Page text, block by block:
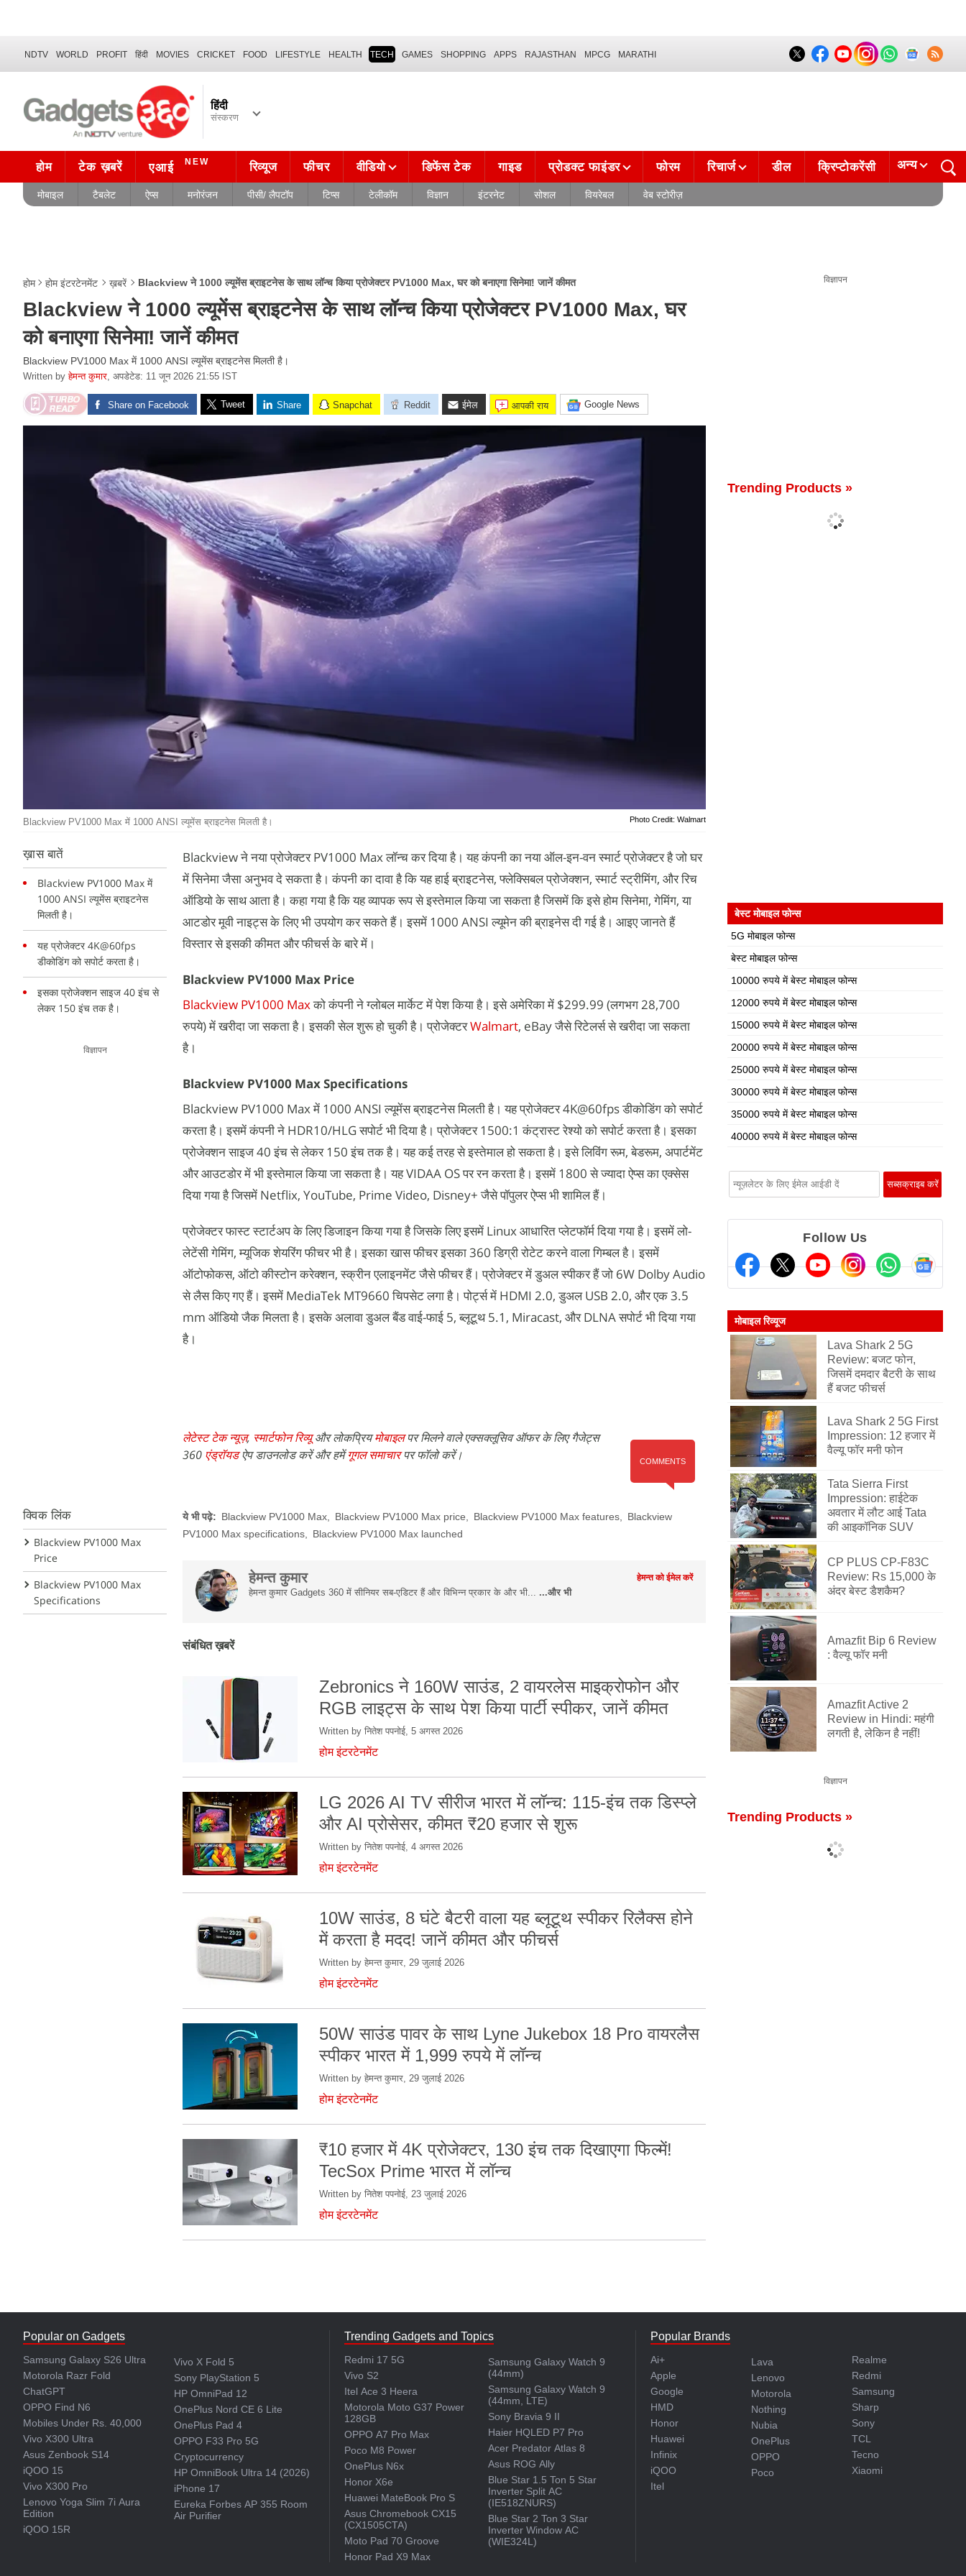
NDTV WORLD PROFIT हिंदी MOVIES CRICKET FOOD LIFESTYLE HEALTH TECH GAMES SHOPPING APPS RAJASTHAN MPCG MARATHI
हिंदी
संस्करण
होम टेक ख़बरें एआई NEW रिव्यूज फीचर वीडियो डिफेंस टेक गाइड प्रोडक्ट फाइंडर फोरम रिचार्ज डील क्रिप्टोकरेंसी अन्य
मोबाइल टैबलेट ऐप्स मनोरंजन पीसी/ लैपटॉप टिप्स टेलीकॉम विज्ञान इंटरनेट सोशल वियरेबल वेब स्टोरीज़
होम होम इंटरटेनमेंट ख़बरें Blackview ने 1000 ल्यूमेंस ब्राइटनेस के साथ लॉन्च किया प्रोजेक्टर PV1000 Max, घर को बनाएगा सिनेमा! जानें कीमत
Blackview ने 1000 ल्यूमेंस ब्राइटनेस के साथ लॉन्च किया प्रोजेक्टर PV1000 Max, घर
को बनाएगा सिनेमा! जानें कीमत
Blackview PV1000 Max में 1000 ANSI ल्यूमेंस ब्राइटनेस मिलती है।
Written byहेमन्त कुमार, अपडेटेड: 11 जून 2026 21:55 IST
Share on Facebook Tweet Share Snapchat Reddit ईमेल आपकी राय Google News
Photo Credit: Walmart
Blackview PV1000 Max में 1000 ANSI ल्यूमेंस ब्राइटनेस मिलती है।
ख़ास बातें
Blackview PV1000 Max में
1000 ANSI ल्यूमेंस ब्राइटनेस
मिलती है।
यह प्रोजेक्टर 4K@60fps
डीकोडिंग को सपोर्ट करता है।
इसका प्रोजेक्शन साइज 40 इंच से
लेकर 150 इंच तक है।
विज्ञापन
क्विक लिंक
Blackview PV1000 Max
Price
Blackview PV1000 Max
Specifications
Blackview ने नया प्रोजेक्टर PV1000 Max लॉन्च कर दिया है। यह कंपनी का नया ऑल-इन-वन स्मार्ट प्रोजेक्टर है जो घर
में सिनेमा जैसा अनुभव दे सकता है। कंपनी का दावा है कि यह हाई ब्राइटनेस, फ्लेक्सिबल प्रोजेक्शन, स्मार्ट स्ट्रीमिंग, और रिच
ऑडियो के साथ आता है। कहा गया है कि यह व्यापक रूप से इस्तेमाल किया जा सकता है जिसमें कि इसे होम सिनेमा, गेमिंग, या
आटडोर मूवी नाइट्स के लिए भी उपयोग कर सकते हैं। इसमें 1000 ANSI ल्यूमेन की ब्राइनेस दी गई है। आइए जानते हैं
विस्तार से इसकी कीमत और फीचर्स के बारे में।
Blackview PV1000 Max Price
Blackview PV1000 Maxको कंपनी ने ग्लोबल मार्केट में पेश किया है। इसे अमेरिका में $299.99 (लगभग 28,700
रुपये) में खरीदा जा सकता है। इसकी सेल शुरू हो चुकी है। प्रोजेक्टरWalmart, eBay जैसे रिटेलर्स से खरीदा जा सकता
है।
Blackview PV1000 Max Specifications
Blackview PV1000 Max में 1000 ANSI ल्यूमेंस ब्राइटनेस मिलती है। यह प्रोजेक्टर 4K@60fps डीकोडिंग को सपोर्ट
करता है। इसमें कंपनी ने HDR10/HLG सपोर्ट भी दिया है। प्रोजेक्टर 1500:1 कंट्रास्ट रेश्यो को सपोर्ट करता है। इसका
प्रोजेक्शन साइज 40 इंच से लेकर 150 इंच तक है। यह कई तरह से इस्तेमाल हो सकता है। इसे लिविंग रूम, बेडरूम, अपार्टमेंट
और आउटडोर में भी इस्तेमाल किया जा सकता है। यह VIDAA OS पर रन करता है। इसमें 1800 से ज्यादा ऐप्स का एक्सेस
दिया गया है जिसमें Netflix, YouTube, Prime Video, Disney+ जैसे पॉपुलर ऐप्स भी शामिल हैं।
प्रोजेक्टर फास्ट स्टार्टअप के लिए डिजाइन किया गया है जिसके लिए इसमें Linux आधारित प्लेटफॉर्म दिया गया है। इसमें लो-
लेटेंसी गेमिंग, म्यूजिक शेयरिंग फीचर भी है। इसका खास फीचर इसका 360 डिग्री रोटेट करने वाला गिम्बल है। इसमें
ऑटोफोकस, ऑटो कीस्टोन करेक्शन, स्क्रीन एलाइनमेंट जैसे फीचर हैं। प्रोजेक्टर में डुअल स्पीकर हैं जो 6W Dolby Audio
से लैस किए गए हैं। इसमें MediaTek MT9660 चिपसेट लगा है। पोर्ट्स में HDMI 2.0, डुअल USB 2.0, और एक 3.5
mm ऑडियो जैक मिलता है। इसके अलावा डुअल बैंड वाई-फाई 5, ब्लूटूथ 5.1, Miracast, और DLNA सपोर्ट भी दिया गया
है।
COMMENTS
लेटेस्ट टेक न्यूज़, स्मार्टफोन रिव्यूऔर लोकप्रियमोबाइलपर मिलने वाले एक्सक्लूसिव ऑफर के लिए गैजेट्स
360 एंड्रॉयडऐप डाउनलोड करें और हमेंगूगल समाचारपर फॉलो करें।
ये भी पढ़े: Blackview PV1000 Max Blackview PV1000 Max price Blackview PV1000 Max features
Blackview
PV1000 Max specifications
Blackview PV1000 Max launched
हेमन्त कुमार हेमन्त को ईमेल करें
हेमन्त कुमार Gadgets 360 में सीनियर सब-एडिटर हैं और विभिन्न प्रकार के और भी... ...और भी
संबंधित ख़बरें
Zebronics ने 160W साउंड, 2 वायरलेस माइक्रोफोन और
RGB लाइट्स के साथ पेश किया पार्टी स्पीकर, जानें कीमत
Written by नितेश पपनोई, 5 अगस्त 2026
होम इंटरटेनमेंट
LG 2026 AI TV सीरीज भारत में लॉन्च: 115-इंच तक डिस्प्ले
और AI प्रोसेसर, कीमत ₹20 हजार से शुरू
Written by नितेश पपनोई, 4 अगस्त 2026
होम इंटरटेनमेंट
10W साउंड, 8 घंटे बैटरी वाला यह ब्लूटूथ स्पीकर रिलैक्स होने
में करता है मदद! जानें कीमत और फीचर्स
Written by हेमन्त कुमार, 29 जुलाई 2026
होम इंटरटेनमेंट
50W साउंड पावर के साथ Lyne Jukebox 18 Pro वायरलैस
स्पीकर भारत में 1,999 रुपये में लॉन्च
Written by हेमन्त कुमार, 29 जुलाई 2026
होम इंटरटेनमेंट
₹10 हजार में 4K प्रोजेक्टर, 130 इंच तक दिखाएगा फिल्में!
TecSox Prime भारत में लॉन्च
Written by नितेश पपनोई, 23 जुलाई 2026
होम इंटरटेनमेंट
विज्ञापन
Trending Products »
बेस्ट मोबाइल फोन्स
5G मोबाइल फोन्स
बेस्ट मोबाइल फोन्स
10000 रुपये में बेस्ट मोबाइल फोन्स
12000 रुपये में बेस्ट मोबाइल फोन्स
15000 रुपये में बेस्ट मोबाइल फोन्स
20000 रुपये में बेस्ट मोबाइल फोन्स
25000 रुपये में बेस्ट मोबाइल फोन्स
30000 रुपये में बेस्ट मोबाइल फोन्स
35000 रुपये में बेस्ट मोबाइल फोन्स
40000 रुपये में बेस्ट मोबाइल फोन्स
Follow Us
मोबाइल रिव्यूज
Lava Shark 2 5G
Review: बजट फोन,
जिसमें दमदार बैटरी के साथ
हैं बजट फीचर्स
Lava Shark 2 5G First
Impression: 12 हजार में
वैल्यू फॉर मनी फोन
Tata Sierra First
Impression: हाईटेक
अवतार में लौट आई Tata
की आइकॉनिक SUV
CP PLUS CP-F83C
Review: Rs 15,000 के
अंदर बेस्ट डैशकैम?
Amazfit Bip 6 Review
: वैल्यू फॉर मनी
Amazfit Active 2
Review in Hindi: महंगी
लगती है, लेकिन है नहीं!
विज्ञापन
Trending Products »
Popular on Gadgets
Samsung Galaxy S26 Ultra
Motorola Razr Fold
ChatGPT
OPPO Find N6
Mobiles Under Rs. 40,000
Vivo X300 Ultra
Asus Zenbook S14
iQOO 15
Vivo X300 Pro
Lenovo Yoga Slim 7i Aura
Edition
iQOO 15R
Vivo X Fold 5
Sony PlayStation 5
HP OmniPad 12
OnePlus Nord CE 6 Lite
OnePlus Pad 4
OPPO F33 Pro 5G
Cryptocurrency
HP OmniBook Ultra 14 (2026)
iPhone 17
Eureka Forbes AP 355 Room
Air Purifier
Trending Gadgets and Topics
Redmi 17 5G
Vivo S2
Itel Ace 3 Heera
Motorola Moto G37 Power
128GB
OPPO A7 Pro Max
Poco M8 Power
OnePlus N6x
Honor X6e
Huawei MateBook Pro S
Asus Chromebook CX15
(CX1505CTA)
Moto Pad 70 Groove
Honor Pad X9 Max
Samsung Galaxy Watch 9
(44mm)
Samsung Galaxy Watch 9
(44mm, LTE)
Sony Bravia 9 II
Haier HQLED P7 Pro
Acer Predator Atlas 8
Asus ROG Ally
Blue Star 1.5 Ton 5 Star
Inverter Split AC
(IE518ZNURS)
Blue Star 2 Ton 3 Star
Inverter Window AC
(WIE324L)
Popular Brands
Ai+
Apple
Google
HMD
Honor
Huawei
Infinix
iQOO
Itel
Lava
Lenovo
Motorola
Nothing
Nubia
OnePlus
OPPO
Poco
Realme
Redmi
Samsung
Sharp
Sony
TCL
Tecno
Xiaomi